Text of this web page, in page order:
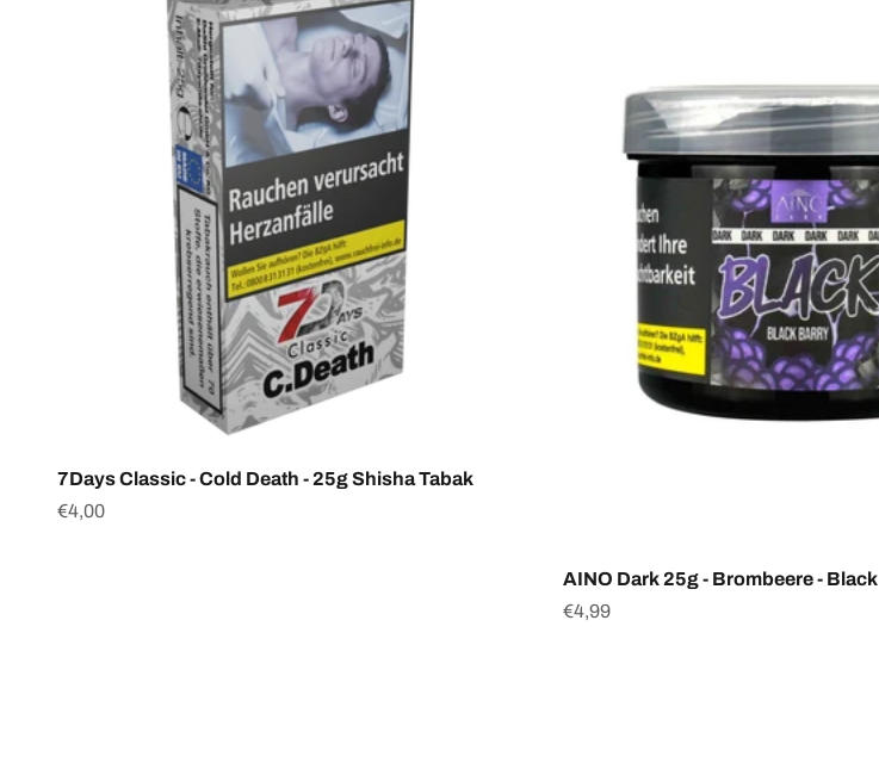
7Days Classic - Cold Death - 25g Shisha Tabak
Angebot
€4,00
AINO Dark 25g - Brombeere - Black
Angebot
€4,99